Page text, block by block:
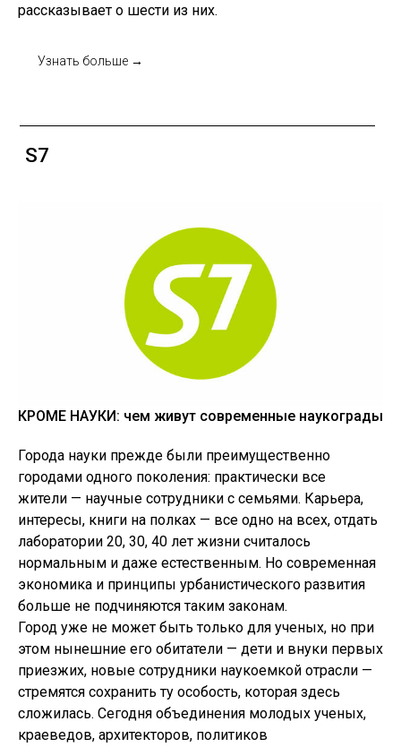
рассказывает о шести из них.
Узнать больше →
КРОМЕ НАУКИ: чем живут современные наукограды
Города науки прежде были преимущественно
городами одного поколения: практически все
жители — научные сотрудники с семьями. Карьера,
интересы, книги на полках — все одно на всех, отдать
лаборатории 20, 30, 40 лет жизни считалось
нормальным и даже естественным. Но современная
экономика и принципы урбанистического развития
больше не подчиняются таким законам.
Город уже не может быть только для ученых, но при
этом нынешние его обитатели — дети и внуки первых
приезжих, новые сотрудники наукоемкой отрасли —
стремятся сохранить ту особость, которая здесь
сложилась. Сегодня объединения молодых ученых,
краеведов, архитекторов, политиков